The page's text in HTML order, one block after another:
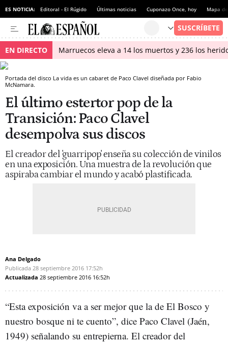
ES NOTICIA: Editoral - El Rúgido Últimas noticias Cuponazo Once, hoy Mapa
EN DIRECTO Marruecos eleva a 14 los muertos y 236 los
Portada del disco La vida es un cabaret de Paco Clavel diseñada por Fabio
McNamara.
El último estertor pop de la
Transición: Paco Clavel
desempolva sus discos
El creador del 'guarripop' enseña su colección de vinilos
en una exposición. Una muestra de la revolución que
aspiraba cambiar el mundo y acabó plastificada.
Ana Delgado
Publicada 28 septiembre 2016 17:52h
Actualizada 28 septiembre 2016 16:52h
“Esta exposición va a ser mejor que la de El Bosco y
nuestro bosque ni te cuento”, dice Paco Clavel (Jaén,
1949) señalando su entrepierna. El creador del